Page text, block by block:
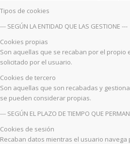
Tipos de cookies
--- SEGÚN LA ENTIDAD QUE LAS GESTIONE ---
Cookies propias
Son aquellas que se recaban por el propio
solicitado por el usuario.
Cookies de tercero
Son aquellas que son recabadas y
se pueden considerar propias.
--- SEGÚN EL PLAZO DE TIEMPO QUE
Cookies de sesión
Recaban datos mientras el usuario